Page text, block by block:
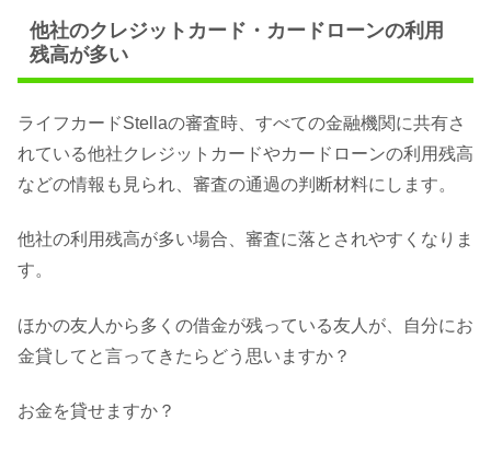
他社のクレジットカード・カードローンの利用
残高が多い
ライフカードStellaの審査時、すべての金融機関に共有さ
れている他社クレジットカードやカードローンの利用残高
などの情報も見られ、審査の通過の判断材料にします。
他社の利用残高が多い場合、審査に落とされやすくなりま
す。
ほかの友人から多くの借金が残っている友人が、自分にお
金貸してと言ってきたらどう思いますか？
お金を貸せますか？